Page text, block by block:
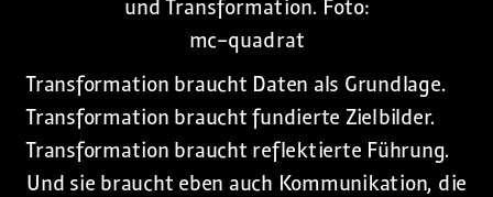
und Transformation. Foto:
mc-quadrat
Transformation braucht Daten als Grundlage.
Transformation braucht fundierte Zielbilder.
Transformation braucht reflektierte Führung.
Und sie braucht eben auch Kommunikation, die